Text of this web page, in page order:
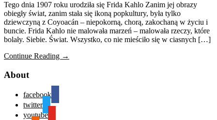
Tego dnia 1907 roku urodziła się Frida Kahlo Zanim jej obrazy
obiegły świat, zanim stała się ikoną popkultury, była tylko
dziewczyną z Coyoacán – niepokorną, chorą, zakochaną w życiu i
buncie. Frida Kahlo nie malowała marzeń – malowała rzeczy, które
bolały. Siebie. Świat. Wszystko, co nie mieściło się w ciasnych […]
Continue Reading →
About
facebook
twitter
youtube